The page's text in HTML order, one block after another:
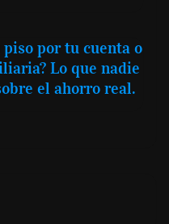
piso por tu cuenta o
Lo que nadie
el ahorro real.